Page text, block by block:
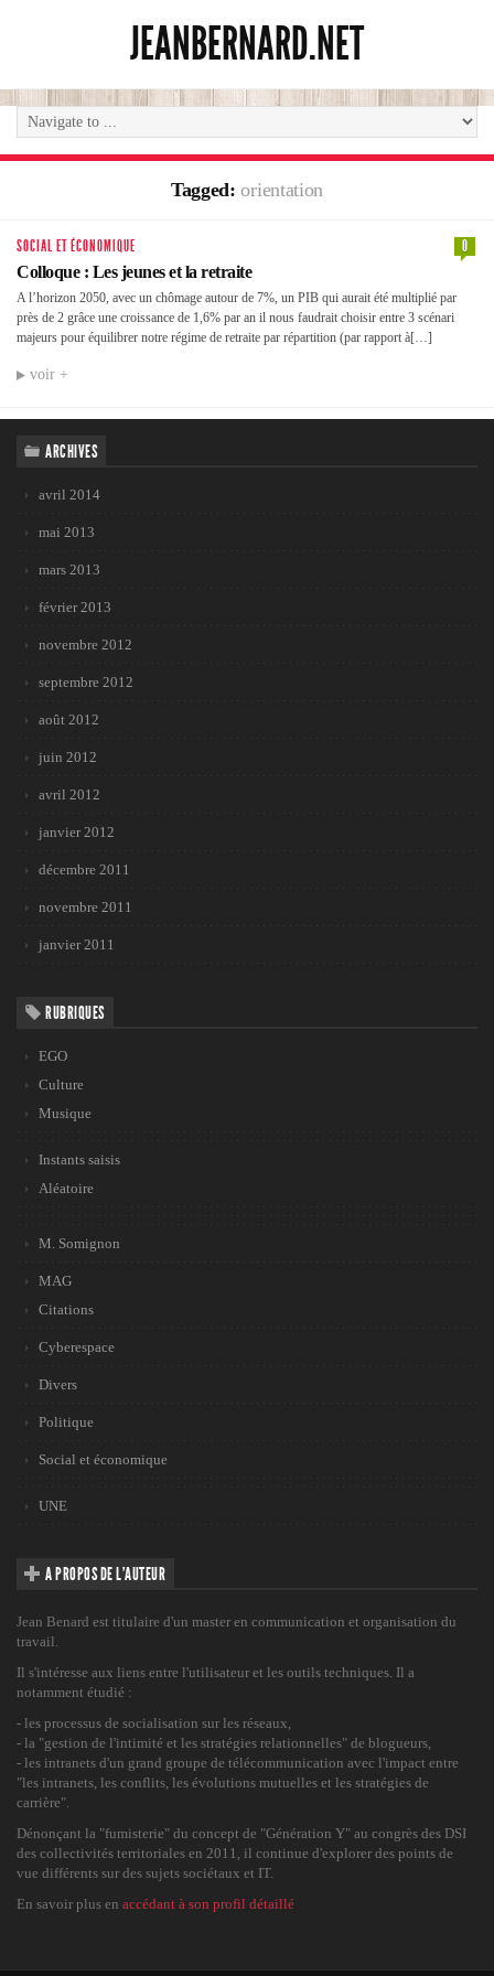
JEANBERNARD.NET
Tagged:orientation
SOCIAL ET ÉCONOMIQUE
0
Colloque : Les jeunes et la retraite
A l’horizon 2050, avec un chômage autour de 7%, un PIB qui aurait été multiplié par
près de 2 grâce une croissance de 1,6% par an il nous faudrait choisir entre 3 scénari
majeurs pour équilibrer notre régime de retraite par répartition (par rapport à[…]
voir +
ARCHIVES
avril 2014
mai 2013
mars 2013
février 2013
novembre 2012
septembre 2012
août 2012
juin 2012
avril 2012
janvier 2012
décembre 2011
novembre 2011
janvier 2011
RUBRIQUES
EGO
Culture
Musique
Instants saisis
Aléatoire
M. Somignon
MAG
Citations
Cyberespace
Divers
Politique
Social et économique
UNE
A PROPOS DE L’AUTEUR
Jean Benard est titulaire d'un master en communication et organisation du
travail.
Il s'intéresse aux liens entre l'utilisateur et les outils techniques. Il a
notamment étudié :
- les processus de socialisation sur les réseaux,
- la "gestion de l'intimité et les stratégies relationnelles" de blogueurs,
- les intranets d'un grand groupe de télécommunication avec l'impact entre
"les intranets, les conflits, les évolutions mutuelles et les stratégies de
carrière".
Dénonçant la "fumisterie" du concept de "Génération Y" au congrès des DSI
des collectivités territoriales en 2011, il continue d'explorer des points de
vue différents sur des sujets sociétaux et IT.
En savoir plus en accédant à son profil détaillé